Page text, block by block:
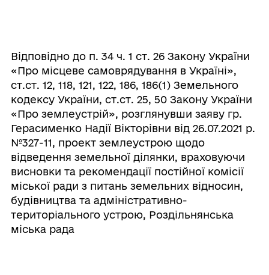
Відповідно до п. 34 ч. 1 ст. 26 Закону України
«Про місцеве самоврядування в Україні»,
ст.ст. 12, 118, 121, 122, 186, 186(1) Земельного
кодексу України, ст.ст. 25, 50 Закону України
«Про землеустрій», розглянувши заяву гр.
Герасименко Надії Вікторівни від 26.07.2021 р.
№327-11, проект землеустрою щодо
відведення земельної ділянки, враховуючи
висновки та рекомендації постійної комісії
міської ради з питань земельних відносин,
будівництва та адміністративно-
територіального устрою, Роздільнянська
міська рада